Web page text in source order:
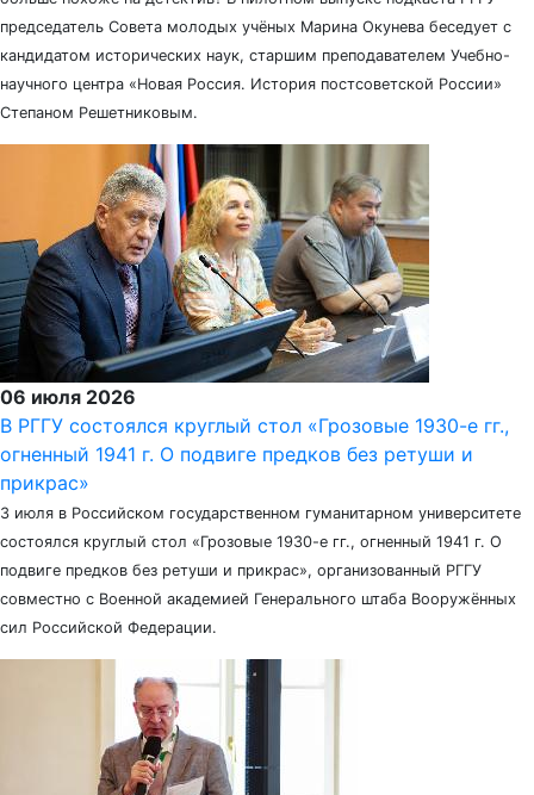
председатель Совета молодых учёных Марина Окунева беседует с
кандидатом исторических наук, старшим преподавателем Учебно-
научного центра «Новая Россия. История постсоветской России»
Степаном Решетниковым.
06 июля 2026
В РГГУ состоялся круглый стол «Грозовые 1930-е гг.,
огненный 1941 г. О подвиге предков без ретуши и
прикрас»
3 июля в Российском государственном гуманитарном университете
состоялся круглый стол «Грозовые 1930-е гг., огненный 1941 г. О
подвиге предков без ретуши и прикрас», организованный РГГУ
совместно с Военной академией Генерального штаба Вооружённых
сил Российской Федерации.